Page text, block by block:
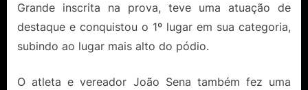
Grande inscrita na prova, teve uma atuação de
destaque e conquistou o 1º lugar em sua categoria,
subindo ao lugar mais alto do pódio.
O atleta e vereador João Sena também fez uma